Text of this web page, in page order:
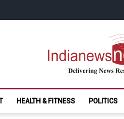
India
HEALTH & FITNESS POLITICS